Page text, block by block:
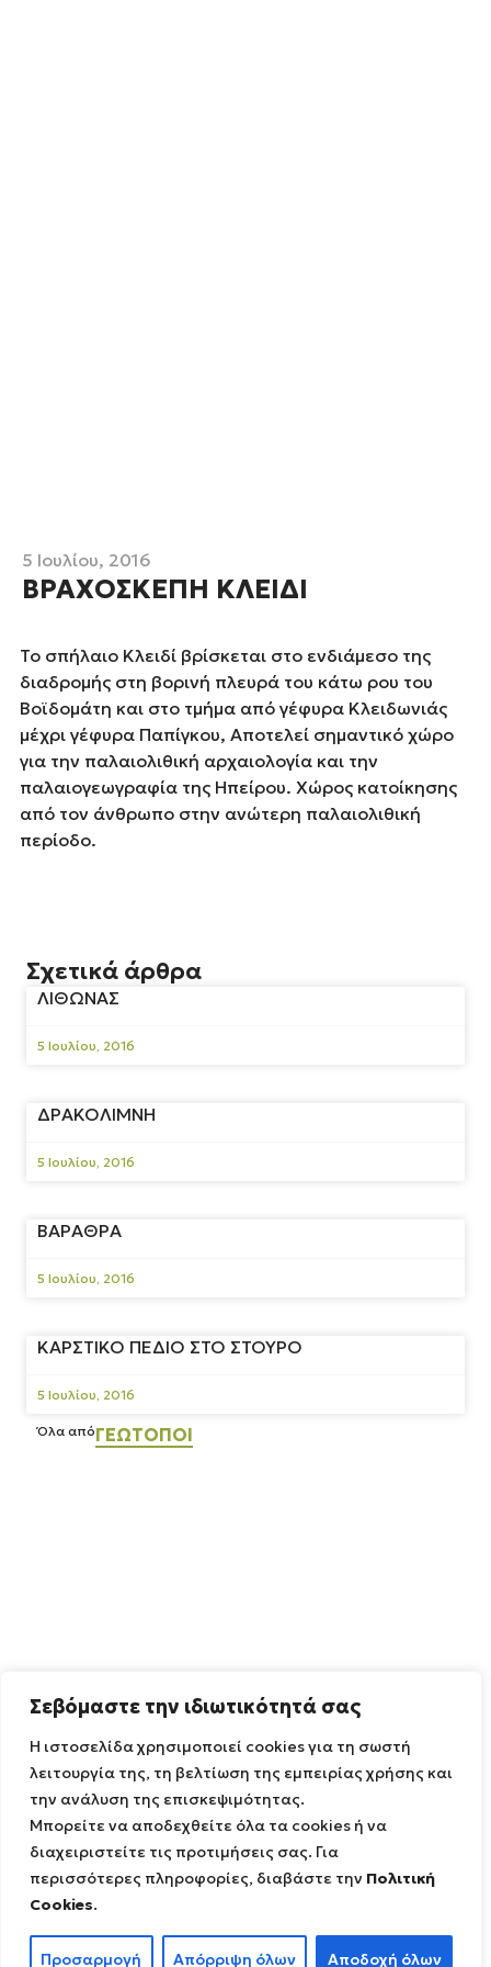
Σεβόμαστε την ιδιωτικότητά σας
Η ιστοσελίδα χρησιμοποιεί cookies για τη σωστή
λειτουργία της, τη βελτίωση της εμπειρίας χρήσης και
την ανάλυση της επισκεψιμότητας.
Μπορείτε να αποδεχθείτε όλα τα cookies ή να
διαχειριστείτε τις προτιμήσεις σας. Για
περισσότερες πληροφορίες, διαβάστε την Πολιτική
Cookies.
Προσαρμογή Απόρριψη όλων Αποδοχή όλων
5 Ιουλίου, 2016
ΒΡΑΧΟΣΚΕΠΗ ΚΛΕΙΔΙ
Το σπήλαιο Κλειδί βρίσκεται στο ενδιάμεσο της
διαδρομής στη βορινή πλευρά του κάτω ρου του
Βοϊδομάτη και στο τμήμα από γέφυρα Κλειδωνιάς
μέχρι γέφυρα Παπίγκου, Αποτελεί σημαντικό χώρο
για την παλαιολιθική αρχαιολογία και την
παλαιογεωγραφία της Ηπείρου. Χώρος κατοίκησης
από τον άνθρωπο στην ανώτερη παλαιολιθική
περίοδο.
Σχετικά άρθρα
ΛΙΘΩΝΑΣ
5 Ιουλίου, 2016
ΔΡΑΚΟΛΙΜΝΗ
5 Ιουλίου, 2016
ΒΑΡΑΘΡΑ
5 Ιουλίου, 2016
ΚΑΡΣΤΙΚΟ ΠΕΔΙΟ ΣΤΟ ΣΤΟΥΡΟ
5 Ιουλίου, 2016
Όλα απόΓΕΏΤΟΠΟΙ
ΤΟ ΓΕΩΠΆΡΚΟ
Γεωλογική κληρονομιά
Πολιτιστική κληρονομιά
Βιοποικιλότητα
Διαχείριση & Διοίκηση